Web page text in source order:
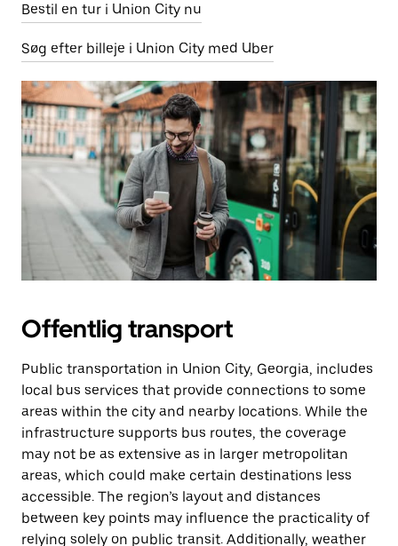
Bestil en tur i Union City nu
Søg efter billeje i Union City med Uber
Offentlig transport
Public transportation in Union City, Georgia, includes
local bus services that provide connections to some
areas within the city and nearby locations. While the
infrastructure supports bus routes, the coverage
may not be as extensive as in larger metropolitan
areas, which could make certain destinations less
accessible. The region’s layout and distances
between key points may influence the practicality of
relying solely on public transit. Additionally, weather